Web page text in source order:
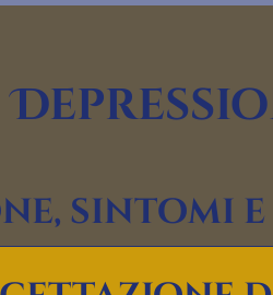
sintomi
milioni di persone nel